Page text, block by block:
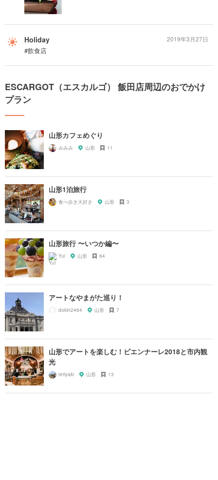
Holiday
#飲食店
2019年3月27日
ESCARGOT（エスカルゴ） 飯田店周辺のおでかけ
プラン
山形カフェめぐり
みみみ 山形 11
山形1泊旅行
食べ歩き大好き 山形 3
山形旅行 〜いつか編〜
Yui 山形 64
アートなやまがた巡り！
dokin2464 山形 7
山形でアートを楽しむ！ビエンナーレ2018と市内観
光
teriyaki 山形 13